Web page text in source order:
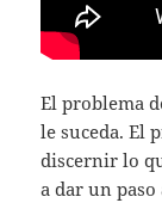
El problema
le suceda. El
discernir lo
a dar un